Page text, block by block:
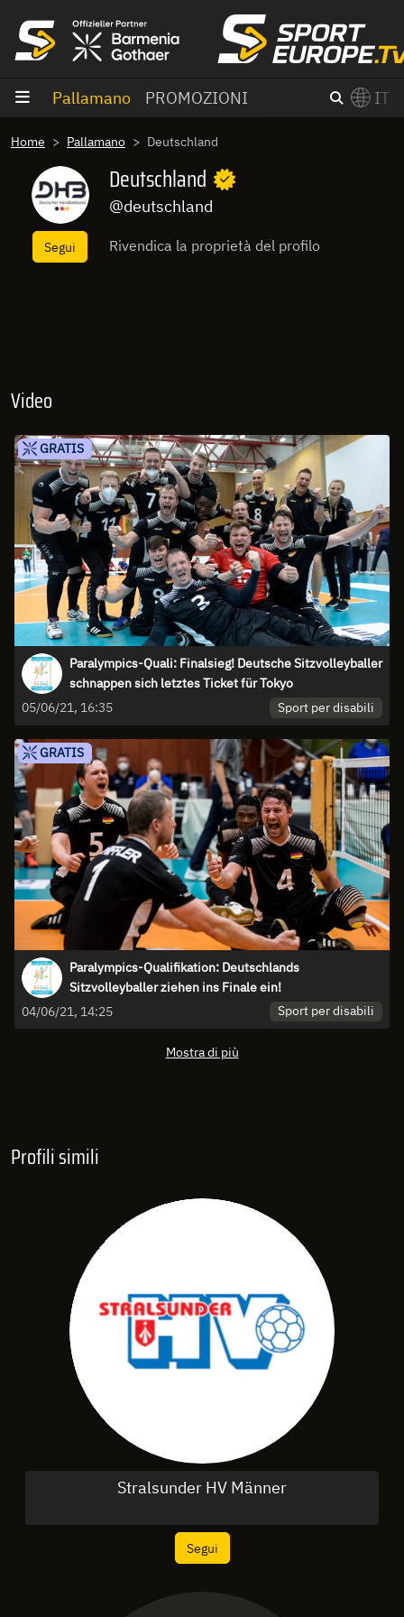
Pallamano PROMOZIONI IT
Home Pallamano Deutschland
Segui
Deutschland
@deutschland
Rivendica la proprietà del profilo
Video
GRATIS
Paralympics-Quali: Finalsieg! Deutsche Sitzvolleyballer
schnappen sich letztes Ticket für Tokyo
05/06/21, 16:35
Sport per disabili
GRATIS
Paralympics-Qualifikation: Deutschlands
Sitzvolleyballer ziehen ins Finale ein!
04/06/21, 14:25
Sport per disabili
Mostra di più
Profili simili
Stralsunder HV Männer
Segui